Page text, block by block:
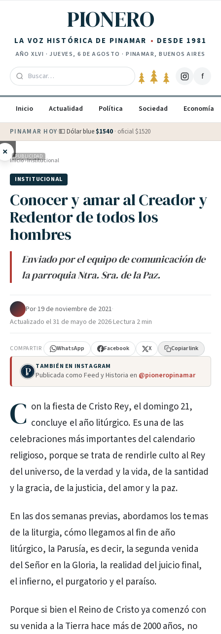
PIONERO
LA VOZ HISTÓRICA DE PINAMAR DESDE 1981
AÑOXLVI ·JUEVES, 6 DE AGOSTO · PINAMAR, BUENOS AIRES
f
Inicio Actualidad Política Sociedad Economía
PINAMAR HOY·💵 Dólar blue $1540 · oficial $1520
× PUBLICIDAD
Inicio›Institucional
INSTITUCIONAL
Conocer y amar al Creador y
Redentor de todos los
hombres
Enviado por el equipo de comunicación de
la parroquia Ntra. Sra. de la Paz.
Por·19 de noviembre de 2021·
Actualizado el31 de mayo de 2026·Lectura 2 min
COMPARTIR WhatsApp Facebook X Copiar link
TAMBIÉN EN INSTAGRAM
Publicada como Feed y Historia en @pioneropinamar
C on la fiesta de Cristo Rey, el domingo 21,
concluye el año litúrgico. Es una de las
celebraciones más importantes del calendario
religioso, porque se trata de rendirle culto al Rey
del universo, de la verdad y la vida, de la santidad
y la gracia, de la justicia, del amor y la paz.
En las dos semanas previas, abordamos los temas
de la liturgia, cómo llegamos al fin de año
litúrgico, la Parusía, es decir, la segunda venida
del Señor en la Gloria, la realidad del juicio final,
el infierno, el purgatorio y el paraíso.
Porque si bien el Reino de Cristo ya comenzó con
su venida a la Tierra hace más de 2000 años, no